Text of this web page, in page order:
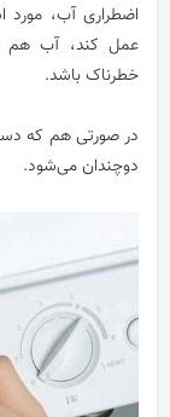
اضطراری آب، مورد
عمل کند، آب هم
خطرناک باشد.
در صورتی هم که
دوچندان می‌شود.